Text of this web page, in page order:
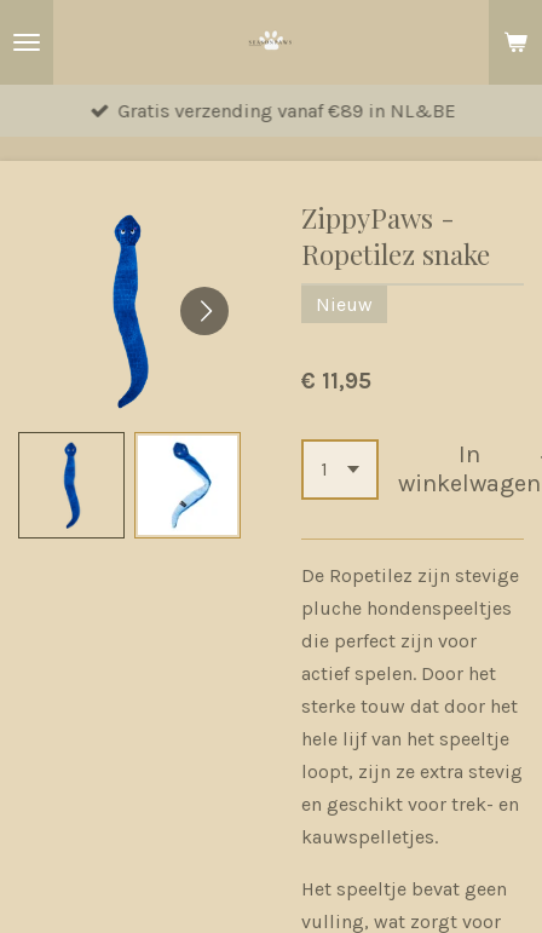
hoofdinhoud
Gratis verzending vanaf €89 in NL&BE
ZippyPaws -
Ropetilez snake
Nieuw
€ 11,95
In
winkelwagen
De Ropetilez zijn stevige
pluche hondenspeeltjes
die perfect zijn voor
actief spelen. Door het
sterke touw dat door het
hele lijf van het speeltje
loopt, zijn ze extra stevig
en geschikt voor trek- en
kauwspelletjes.
Het speeltje bevat geen
vulling, wat zorgt voor